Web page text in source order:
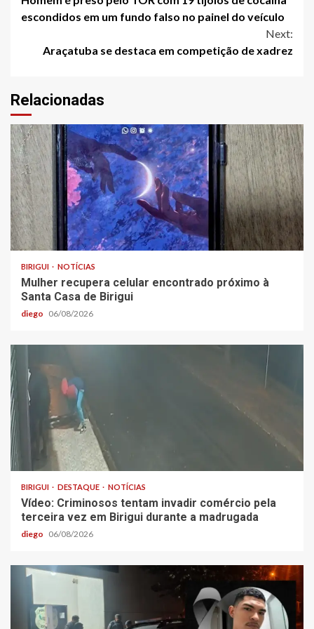
Reading
escondidos em um fundo falso no painel do veículo
Next:
Araçatuba se destaca em competição de xadrez
Relacionadas
BIRIGUI NOTÍCIAS
Mulher recupera celular encontrado próximo à
Santa Casa de Birigui
diego 06/08/2026
BIRIGUI DESTAQUE NOTÍCIAS
Vídeo: Criminosos tentam invadir comércio pela
terceira vez em Birigui durante a madrugada
diego 06/08/2026